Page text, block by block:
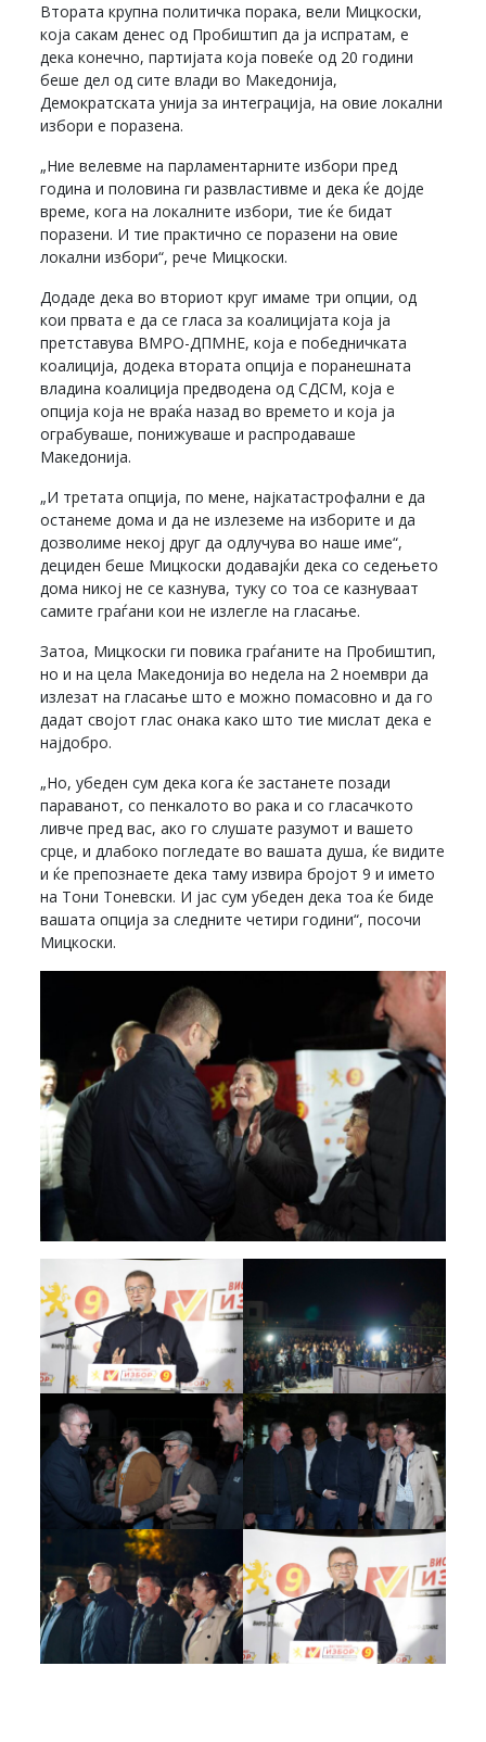
Втората крупна политичка порака, вели Мицкоски,
која сакам денес од Пробиштип да ја испратам, е
дека конечно, партијата која повеќе од 20 години
беше дел од сите влади во Македонија,
Демократската унија за интеграција, на овие локални
избори е поразена.
„Ние велевме на парламентарните избори пред
година и половина ги развластивме и дека ќе дојде
време, кога на локалните избори, тие ќе бидат
поразени. И тие практично се поразени на овие
локални избори“, рече Мицкоски.
Додаде дека во вториот круг имаме три опции, од
кои првата е да се гласа за коалицијата која ја
претставува ВМРО-ДПМНЕ, која е победничката
коалиција, додека втората опција е поранешната
владина коалиција предводена од СДСМ, која е
опција која не враќа назад во времето и која ја
ограбуваше, понижуваше и распродаваше
Македонија.
„И третата опција, по мене, најкатастрофални е да
останеме дома и да не излеземе на изборите и да
дозволиме некој друг да одлучува во наше име“,
дециден беше Мицкоски додавајќи дека со седењето
дома никој не се казнува, туку со тоа се казнуваат
самите граѓани кои не излегле на гласање.
Затоа, Мицкоски ги повика граѓаните на Пробиштип,
но и на цела Македонија во недела на 2 ноември да
излезат на гласање што е можно помасовно и да го
дадат својот глас онака како што тие мислат дека е
најдобро.
„Но, убеден сум дека кога ќе застанете позади
параванот, со пенкалото во рака и со гласачкото
ливче пред вас, ако го слушате разумот и вашето
срце, и длабоко погледате во вашата душа, ќе видите
и ќе препознаете дека таму извира бројот 9 и името
на Тони Тоневски. И јас сум убеден дека тоа ќе биде
вашата опција за следните четири години“, посочи
Мицкоски.